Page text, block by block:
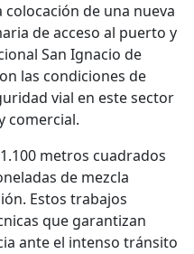
de una nueva
de acceso al puerto y
San Ignacio de
las condiciones de
vial en este sector
comercial.
metros cuadrados
de mezcla
Estos trabajos
que garantizan
ante el intenso tránsito